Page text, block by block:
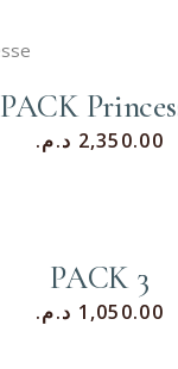
PACK
2,350.00 د.م.
PACK 3
1,050.00 د.م.